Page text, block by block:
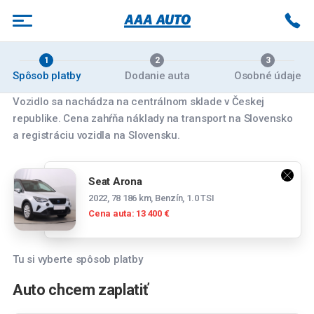
1
Spôsob platby
2
Dodanie auta
3
Osobné údaje
Vozidlo sa nachádza na centrálnom sklade v Českej
republike. Cena zahŕňa náklady na transport na Slovensko
a registráciu vozidla na Slovensku.
Seat Arona
2022, 78 186 km, Benzín, 1.0 TSI
Cena auta: 13 400 €
Tu si vyberte spôsob platby
Auto chcem zaplatiť
Spočítajte si mesačnú splátku
Mesačná splátka
Vyberte pobočku
Banská Bystrica
Zvolenská cesta 14084/179, 974 05 Banská
Bystrica
Bratislava
Tesco stores SR a.s., Cesta na Senec 2, 821